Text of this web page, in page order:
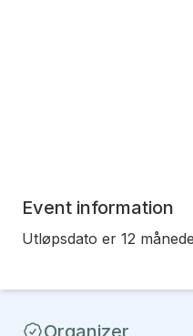
Event information
Utløpsdato er 12
Organizer